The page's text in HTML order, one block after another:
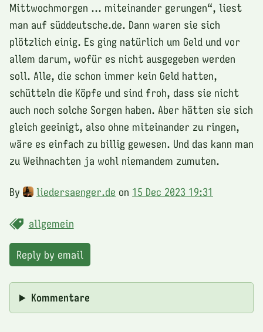
Mittwochmorgen … miteinander gerungen“, liest
man auf süddeutsche.de. Dann waren sie sich
plötzlich einig. Es ging natürlich um Geld und vor
allem darum, wofür es nicht ausgegeben werden
soll. Alle, die schon immer kein Geld hatten,
schütteln die Köpfe und sind froh, dass sie nicht
auch noch solche Sorgen haben. Aber hätten sie sich
gleich geeinigt, also ohne miteinander zu ringen,
wäre es einfach zu billig gewesen. Und das kann man
zu Weihnachten ja wohl niemandem zumuten.
By liedersaenger.de on 15 Dec 2023 19:31
allgemein
Reply by email
Kommentare